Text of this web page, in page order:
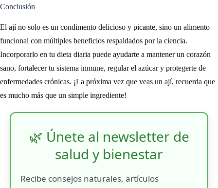
Conclusión
El ají no solo es un condimento delicioso y picante, sino un alimento
funcional con múltiples beneficios respaldados por la ciencia.
Incorporarlo en tu dieta diaria puede ayudarte a mantener un corazón
sano, fortalecer tu sistema inmune, regular el azúcar y protegerte de
enfermedades crónicas. ¡La próxima vez que veas un ají, recuerda que
es mucho más que un simple ingrediente!
🌿 Únete al newsletter de
salud y bienestar
Recibe consejos naturales, artículos